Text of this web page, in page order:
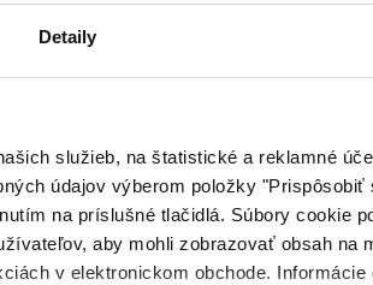
Detaily
služieb, na štatistické a reklamné
údajov výberom položky
na príslušné tlačidlá. Súbory cookie
aby mohli zobrazovať obsah na
v elektronickom obchode.